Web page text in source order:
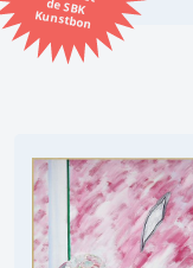
Kunstbon
Kunstenaar
Orientatie
Kleur